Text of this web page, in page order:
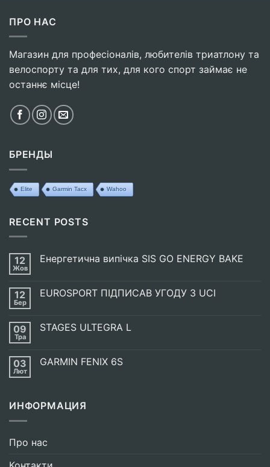
ПРО НАС
Магазин для професіоналів, любителів триатлону та
велоспорту та для тих, для кого спорт займає не
останнє місце!
БРЕНДЫ
Elite Garmin Tacx Wahoo
RECENT POSTS
12
Жов
Енергетична випічка SIS GO ENERGY BAKE
Енергетична
ENERGY
BAKE
12
Бер
EUROSPORT ПІДПИСАВ УГОДУ З UCI
EUROSPORT
UCI
09
Тра
STAGES ULTEGRA L
STAGES
03
Лют
GARMIN FENIX 6S
FENIX
ИНФОРМАЦИЯ
Про нас